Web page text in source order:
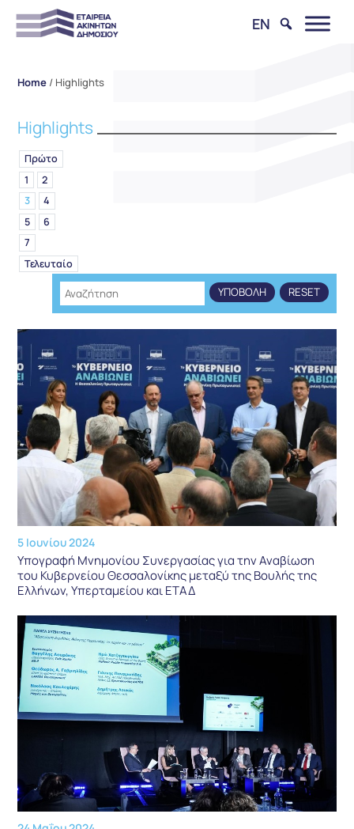
EN
Home / Highlights
Highlights
Πρώτο
1
2
3
4
5
6
7
Τελευταίο
5 Ιουνίου 2024
Υπογραφή Μνημονίου Συνεργασίας για την Αναβίωση
του Κυβερνείου Θεσσαλονίκης μεταξύ της Βουλής της
Ελλήνων, Υπερταμείου και ΕΤΑΔ